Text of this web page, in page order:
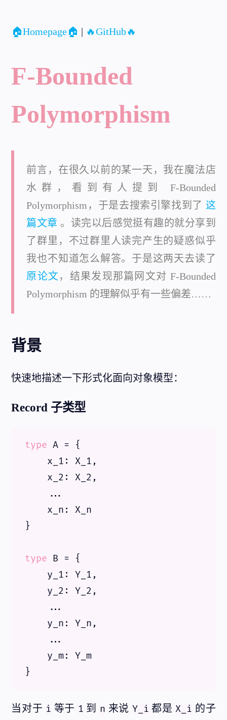
🏠Homepage🏠 | 🔥GitHub🔥
F-Bounded
Polymorphism
前言，在很久以前的某一天，我在魔法店
水群，看到有人提到 F-Bounded
Polymorphism，于是去搜索引擎找到了 这
篇文章 。读完以后感觉挺有趣的就分享到
了群里，不过群里人读完产生的疑惑似乎
我也不知道怎么解答。于是这两天去读了
原论文 ，结果发现那篇网文对 F-Bounded
Polymorphism 的理解似乎有一些偏差……
背景
快速地描述一下形式化面向对象模型：
Record 子类型
type A = {
x_1 : X_1 ,
x_2 : X_2 ,
    ...
x_n : X_n
}
type B = {
y_1 : Y_1 ,
y_2 : Y_2 ,
    ...
y_n : Y_n,
    ...
y_m: Y_m
当对于 i 等于 1 到 n 来说 Y_i 都是X_i 的子